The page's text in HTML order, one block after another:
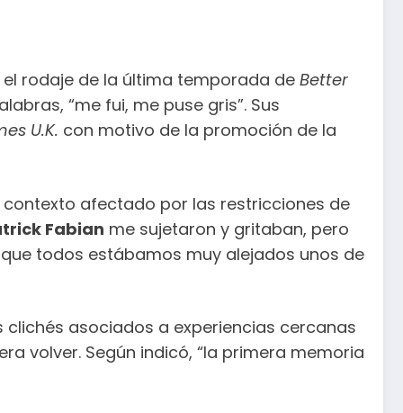
rodaje de la última temporada de Better
“me fui, me puse gris”. Sus
U.K. con motivo de la promoción de la
afectado por las restricciones de
Fabian me sujetaron y gritaban, pero
todos estábamos muy alejados unos de
asociados a experiencias cercanas
volver. Según indicó, “la primera memoria